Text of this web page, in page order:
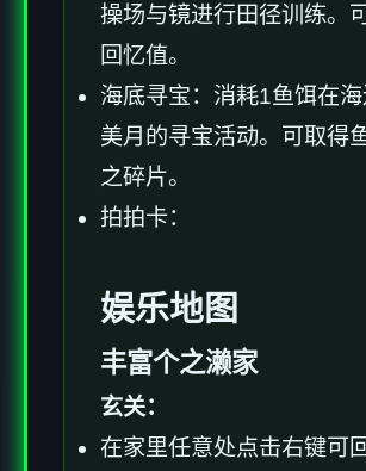
操场与镜进行田径训练。
回忆值。
海底寻宝：消耗1鱼饵在海
美月的寻宝活动。可取得
之碎片。
拍拍卡：
娱乐地图
丰富个之濑家
玄关：
在家里任意处点击右键可